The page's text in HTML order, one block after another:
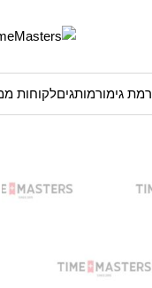
רמת גימורמותגיםלקוחות